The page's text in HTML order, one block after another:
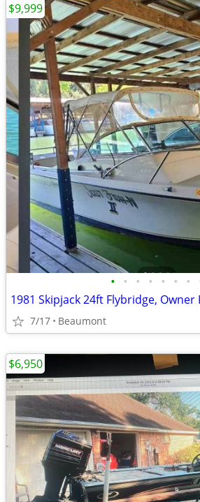
• • • • • • •
1981 Skipjack 24ft Flybridge, Owner
7/17 Beaumont
$9,999
$6,950